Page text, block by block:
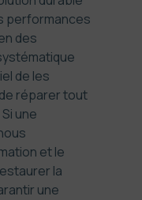
performances
des
de les
réparer tout
une
et le
la
une